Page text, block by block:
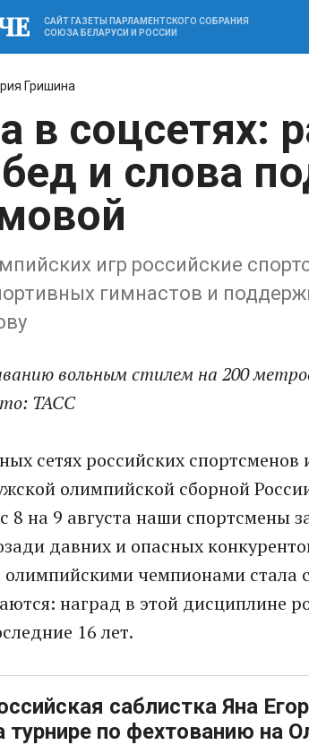
САЙТ ГАЗЕТЫ ПАРЛАМЕНТСКОГО СОБРАНИЯ
СОЮЗА БЕЛАРУСИ И РОССИИ
Гришина
в соцсетях:
и слова
игр российские
гимнастов и
вольным стилем на 200
ТАСС
сетях российских
олимпийской сборной
8 на 9 августа наши спортсмены
давних и опасных
олимпийскими чемпионами стала
наград в этой дисциплине
16 лет.
саблистка Яна
турнире по фехтованию на